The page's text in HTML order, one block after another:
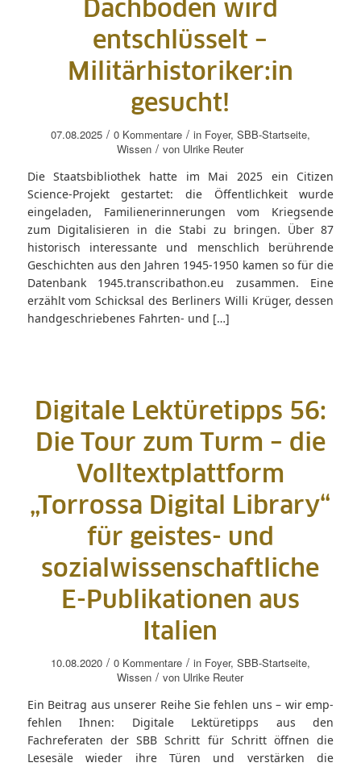
Dachboden wird
entschlüsselt –
Militärhistoriker:in
gesucht!
07.08.2025 / 0 Kommentare / in Foyer, SBB-Startseite,
Wissen / von Ulrike Reuter
Die Staatsbibliothek hatte im Mai 2025 ein Citizen
Science-Projekt gestartet: die Öffentlichkeit wurde
eingeladen, Familienerinnerungen vom Kriegsende
zum Digitalisieren in die Stabi zu bringen. Über 87
historisch interessante und menschlich berührende
Geschichten aus den Jahren 1945-1950 kamen so für die
Datenbank 1945.transcribathon.eu zusammen. Eine
erzählt vom Schicksal des Berliners Willi Krüger, dessen
handgeschriebenes Fahrten- und […]
Digitale Lektüretipps 56:
Die Tour zum Turm – die
Volltextplattform
„Torrossa Digital Library“
für geistes- und
sozialwissenschaftliche
E-Publikationen aus
Italien
10.08.2020 / 0 Kommentare / in Foyer, SBB-Startseite,
Wissen / von Ulrike Reuter
Ein Beitrag aus unserer Reihe Sie fehlen uns – wir emp-
fehlen Ihnen: Digitale Lektüretipps aus den
Fachreferaten der SBB Schritt für Schritt öffnen die
Lesesäle wieder ihre Türen und verstärken die